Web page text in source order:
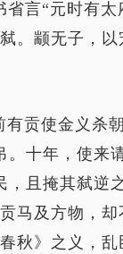
言“元时有
。颛无子，以
贡使金义杀
十年，使来
且掩其弑逆
马及方物，
秋》之义，